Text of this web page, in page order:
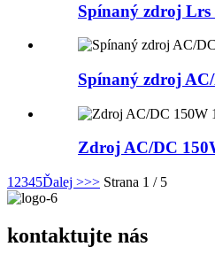
Spínaný zdroj Lrs
Spínaný zdroj
Zdroj AC/DC
1 2345Ďalej >>> Strana 1 / 5
kontaktujte nás